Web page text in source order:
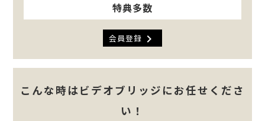
特典多数
会員登録 chevron_right
こんな時はビデオブリッジにお任せくださ
い！